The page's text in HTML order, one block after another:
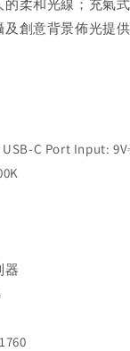
柔和光線；充氣
創意背景佈光提供
C Port Input:
器